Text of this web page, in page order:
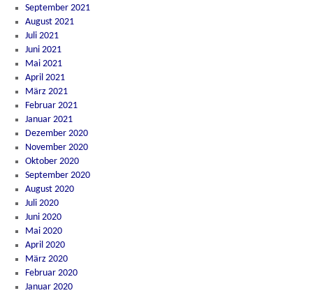
September 2021
August 2021
Juli 2021
Juni 2021
Mai 2021
April 2021
März 2021
Februar 2021
Januar 2021
Dezember 2020
November 2020
Oktober 2020
September 2020
August 2020
Juli 2020
Juni 2020
Mai 2020
April 2020
März 2020
Februar 2020
Januar 2020